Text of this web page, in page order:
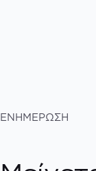
ΕΝΗΜΕΡΩΣΗ